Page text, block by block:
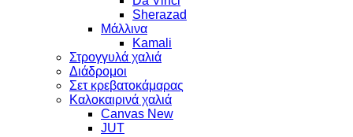
Sherazad
Μάλλινα
Kamali
Στρογγυλά χαλιά
Διάδρομοι
Σετ κρεβατοκάμαρας
Καλοκαιρινά χαλιά
Canvas New
JUT